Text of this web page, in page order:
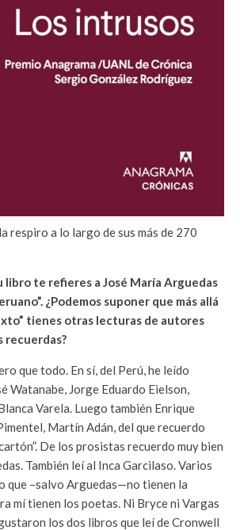
respiro a lo largo de sus más de 270
libro te refieres a José María Arguedas
¿Podemos suponer que más allá
tienes otras lecturas de autores
recuerdas?
que todo. En sí, del Perú, he leído
Watanabe, Jorge Eduardo Eielson,
Varela. Luego también Enrique
Martín Adán, del que recuerdo
De los prosistas recuerdo muy bien
También leí al Inca Garcilaso. Varios
que –salvo Arguedas—no tienen la
mí tienen los poetas. Ni Bryce ni Vargas
los dos libros que leí de Cronwell